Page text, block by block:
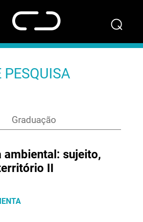
⌕
PESQUISA
Graduação
ambiental: sujeito,
II